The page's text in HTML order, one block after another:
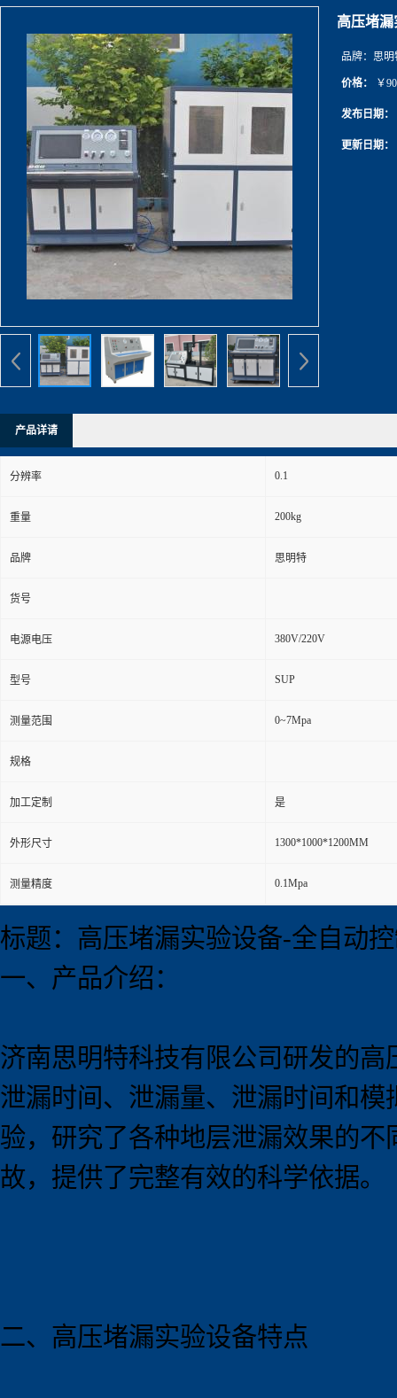
高压堵
品牌： 思明
价格： ￥
发布日期：
更新日期：
产品详请
分辨率 0.1
重量 200kg
品牌 思明特
货号
电源电压 380V/220V
型号 SUP
测量范围 0~7Mpa
规格
加工定制 是
外形尺寸 1300*1000*1200MM
测量精度 0.1Mpa
标题：高压堵漏实验设备-全自动
一、产品介绍：
济南思明特科技有限公司研发的高
泄漏时间、泄漏量、泄漏时间和
验，研究了各种地层泄漏效果的
故，提供了完整有效的科学依据。
二、高压堵漏实验设备特点